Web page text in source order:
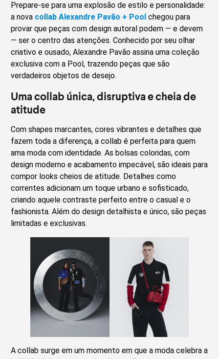
Prepare-se para uma explosão de estilo e personalidade:
a nova collab Alexandre Pavão + Pool chegou para
provar que peças com design autoral podem — e devem
— ser o centro das atenções. Conhecido por seu olhar
criativo e ousado, Alexandre Pavão assina uma coleção
exclusiva com a Pool, trazendo peças que são
verdadeiros objetos de desejo.
Uma collab única, disruptiva e cheia de
atitude
Com shapes marcantes, cores vibrantes e detalhes que
fazem toda a diferença, a collab é perfeita para quem
ama moda com identidade. As bolsas coloridas, com
design moderno e acabamento impecável, são ideais para
compor looks cheios de atitude. Detalhes como
correntes adicionam um toque urbano e sofisticado,
criando aquele contraste perfeito entre o casual e o
fashionista. Além do design detalhista e único, são peças
limitadas e exclusivas.
A collab surge em um momento em que a moda celebra a